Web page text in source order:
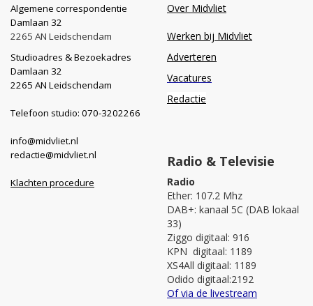
Algemene correspondentie
Damlaan 32
2265 AN Leidschendam
Studioadres & Bezoekadres
Damlaan 32
2265 AN Leidschendam
Telefoon studio: 070-3202266
info@midvliet.nl
redactie@midvliet.nl
Klachten procedure
Over Midvliet
Werken bij Midvliet
Adverteren
Vacatures
Redactie
Radio & Televisie
Radio
Ether: 107.2 Mhz
DAB+: kanaal 5C (DAB lokaal
33)
Ziggo digitaal: 916
KPN digitaal: 1189
XS4All digitaal: 1189
Odido digitaal:2192
Of via de livestream